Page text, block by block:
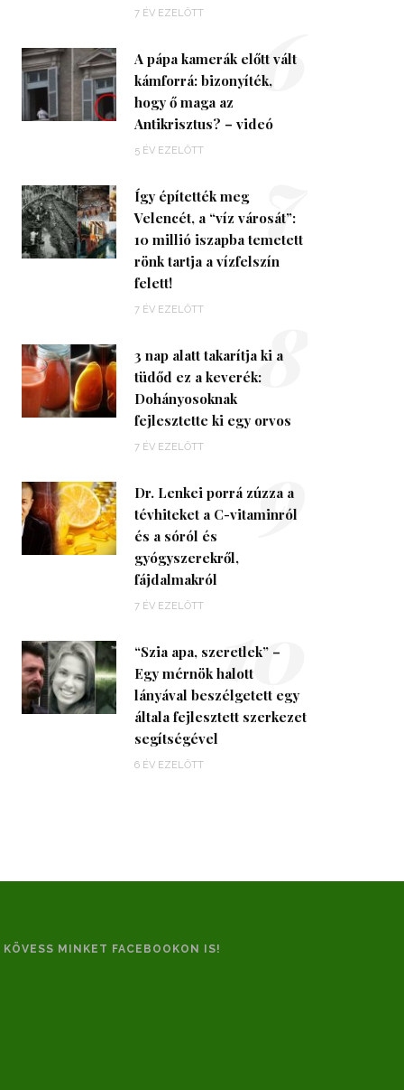
7 ÉV EZELŐTT
A pápa kamerák előtt vált
kámforrá: bizonyíték,
hogy ő maga az
Antikrisztus? – videó
5 ÉV EZELŐTT
6
Így építették meg
Velencét, a “víz városát”:
10 millió iszapba temetett
rönk tartja a vízfelszín
felett!
7 ÉV EZELŐTT
7
3 nap alatt takarítja ki a
tüdőd ez a keverék:
Dohányosoknak
fejlesztette ki egy orvos
7 ÉV EZELŐTT
8
Dr. Lenkei porrá zúzza a
tévhiteket a C-vitaminról
és a sóról és
gyógyszerekről,
fájdalmakról
7 ÉV EZELŐTT
9
“Szia apa, szeretlek” –
Egy mérnök halott
lányával beszélgetett egy
általa fejlesztett szerkezet
segítségével
6 ÉV EZELŐTT
10
KÖVESS MINKET FACEBOOKON IS!